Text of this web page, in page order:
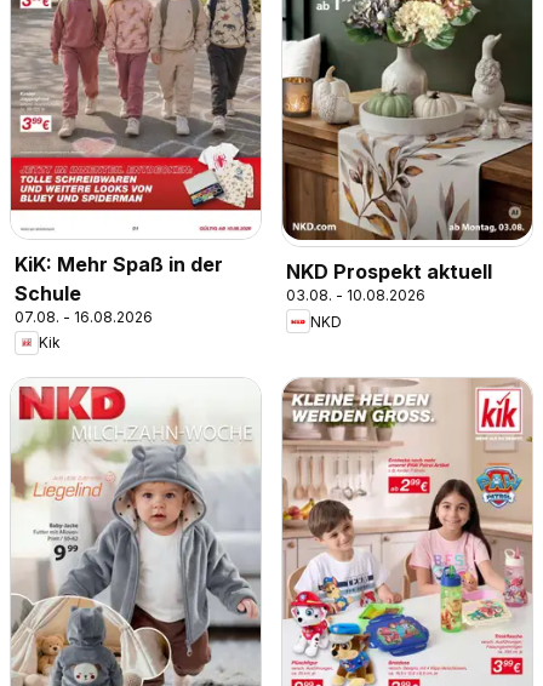
KiK: Mehr Spaß in der
Schule
07.08. - 16.08.2026
Kik
NKD Prospekt aktuell
03.08. - 10.08.2026
NKD